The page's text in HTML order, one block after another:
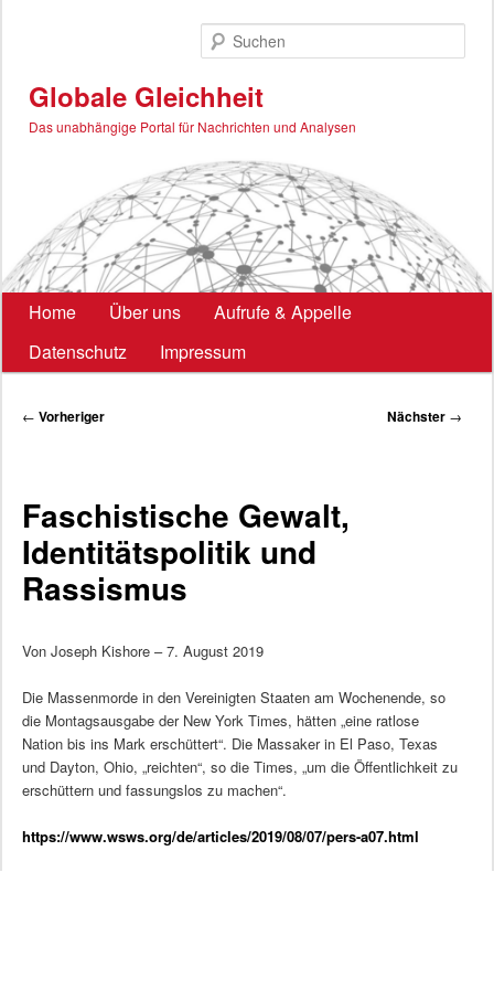
Globale Gleichheit
Das unabhängige Portal für Nachrichten und Analysen
Hauptmenü
Home Über uns
Aufrufe & Appelle
Datenschutz
Impressum
Beitragsnavigation
← Vorheriger Nächster →
Faschistische Gewalt,
Identitätspolitik und
Rassismus
Von Joseph Kishore – 7. August 2019
Die Massenmorde in den Vereinigten Staaten am Wochenende, so
die Montagsausgabe der New York Times, hätten „eine ratlose
Nation bis ins Mark erschüttert“. Die Massaker in El Paso, Texas
und Dayton, Ohio, „reichten“, so die Times, „um die Öffentlichkeit zu
erschüttern und fassungslos zu machen“.
https://www.wsws.org/de/articles/2019/08/07/pers-a07.html